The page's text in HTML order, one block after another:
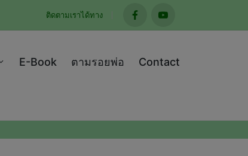
ติดตามเราได้ทาง
facebookyoutube
E-Book ตามรอยพ่อ Contact